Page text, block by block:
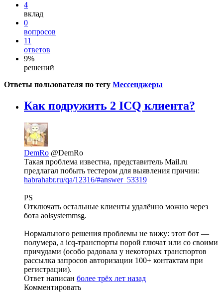
4
вклад
0
вопросов
11
ответов
9%
решений
Ответы пользователя по тегу Мессенджеры
Как подружить 2 ICQ клиента?
DemRo @DemRo
Такая проблема известна, представитель Mail.ru
предлагал побыть тестером для выявления причин:
habrahabr.ru/qa/12316/#answer_53319
PS
Отключать остальные клиенты удалённо можно через
бота aolsystemmsg.
Нормального решения проблемы не вижу: этот бот —
полумера, а icq-транспорты порой глючат или со своими
причудами (особо радовала у некоторых транспортов
рассылка запросов авторизации 100+ контактам при
регистрации).
Ответ написан более трёх лет назад
Комментировать